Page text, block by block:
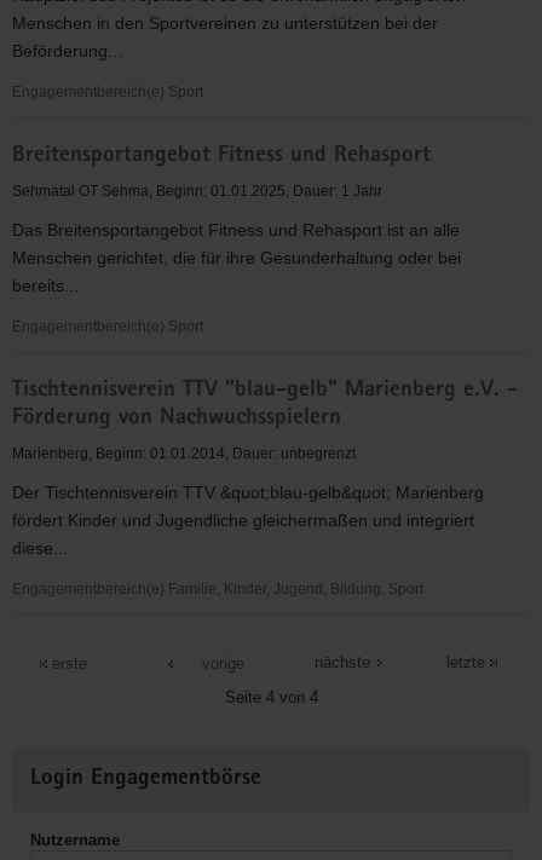
Jugendlichen
und
Erwachsenen
Menschen in den Sportvereinen zu unterstützen bei der
Beförderung...
Engagementbereich(e) Sport
Zugang
zu
durch
Mobilität
im
ländlichen
Breitensportangebot Fitness und Rehasport
Sehmatal OT Sehma, Beginn: 01.01.2025, Dauer: 1 Jahr
Das Breitensportangebot Fitness und Rehasport ist an alle
Menschen gerichtet, die für ihre Gesunderhaltung oder bei
bereits...
Engagementbereich(e) Sport
Fitness
und
Rehasport
Tischtennisverein TTV "blau-gelb" Marienberg e.V. -
Förderung von Nachwuchsspielern
Marienberg, Beginn: 01.01.2014, Dauer: unbegrenzt
Der Tischtennisverein TTV &quot;blau-gelb&quot; Marienberg
fördert Kinder und Jugendliche gleichermaßen und integriert
diese...
Engagementbereich(e) Familie, Kinder, Jugend, Bildung, Sport
e.V.
von
erste
vorige
Seite 4 von 4
nächste letzte
Informationen
Login Engagementbörse
Nutzername